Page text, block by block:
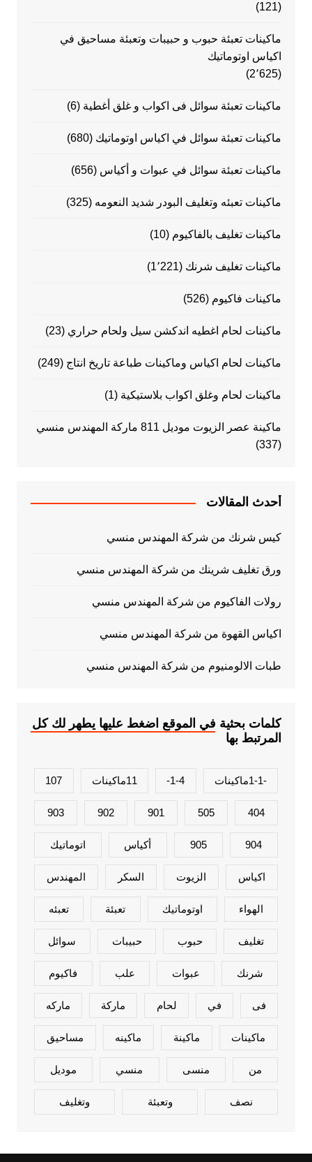
(121)
ماكينات تعبئة حبوب و حبيبات وتعبئة مساحيق في
اكياس اوتوماتيك
(2٬625)
ماكينات تعبئة سوائل فى اكواب و غلق أغطية (6)
ماكينات تعبئة سوائل في اكياس اوتوماتيك (680)
ماكينات تعبئة سوائل في عبوات و أكياس (656)
ماكينات تعبئه وتغليف البودر شديد النعومه (325)
ماكينات تغليف بالفاكيوم (10)
ماكينات تغليف شرنك (1٬221)
ماكينات فاكيوم (526)
ماكينات لحام اغطيه اندكشن سيل ولحام حراري (23)
ماكينات لحام اكياس وماكينات طباعة تاريخ انتاج (249)
ماكينات لحام وغلق اكواب بلاستيكية (1)
ماكينة عصر الزيوت موديل 811 ماركة المهندس منسي
(337)
أحدث المقالات
كيس شرنك من شركة المهندس منسي
ورق تغليف شرينك من شركة المهندس منسي
رولات الفاكيوم من شركة المهندس منسي
اكياس القهوة من شركة المهندس منسي
طبات الالومنيوم من شركة المهندس منسي
كلمات بحثية في الموقع اضغط عليها يطهر لك كل
المرتبط بها
-1-1ماكينات 1-4- 11ماكينات 107
404
505
901
902
903
904
905 أكياس اتوماتيك
اكياس الزيوت السكر المهندس
الهواء اوتوماتيك تعبئة تعبئه
تغليف حبوب حبيبات سوائل
شرنك عبوات علب فاكيوم
فى في لحام ماركة ماركه
ماكينات ماكينة ماكينه مساحيق
من منسى منسي موديل
نصف وتعبئة وتغليف